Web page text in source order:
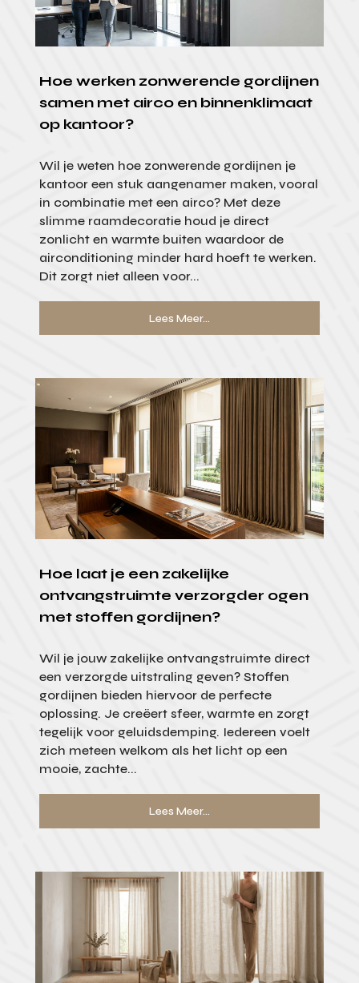
Hoe werken zonwerende gordijnen
samen met airco en binnenklimaat
op kantoor?
Wil je weten hoe zonwerende gordijnen je
kantoor een stuk aangenamer maken, vooral
in combinatie met een airco? Met deze
slimme raamdecoratie houd je direct
zonlicht en warmte buiten waardoor de
airconditioning minder hard hoeft te werken.
Dit zorgt niet alleen voor...
Lees Meer...
Hoe laat je een zakelijke
ontvangstruimte verzorgder ogen
met stoffen gordijnen?
Wil je jouw zakelijke ontvangstruimte direct
een verzorgde uitstraling geven? Stoffen
gordijnen bieden hiervoor de perfecte
oplossing. Je creëert sfeer, warmte en zorgt
tegelijk voor geluidsdemping. Iedereen voelt
zich meteen welkom als het licht op een
mooie, zachte...
Lees Meer...